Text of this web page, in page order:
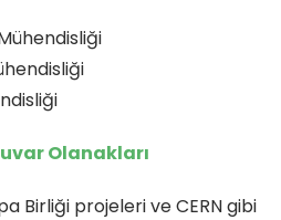
Olanakları
Birliği projeleri ve CERN gibi